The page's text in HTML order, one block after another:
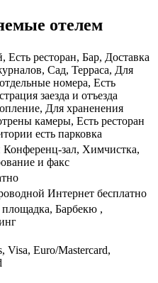
отелем
Есть ресторан, Бар, Доставка
Сад, Терраса, Для
номера, Есть
заезда и отъезда
Для храненения
камеры, Есть ресторан
есть парковка
Конференц-зал, Химчистка,
и факс
Интернет бесплатно
площадка, Барбекю ,
Visa, Euro/Mastercard,